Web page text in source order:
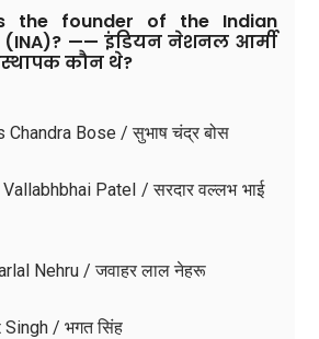
the founder of the Indian
(INA)? —— इंडियन नेशनल आर्मी
कौन थे?
Chandra Bose / सुभाष चंद्र बोस
Patel / सरदार वल्लभ भाई
Nehru / जवाहर लाल नेहरू
Singh / भगत सिंह